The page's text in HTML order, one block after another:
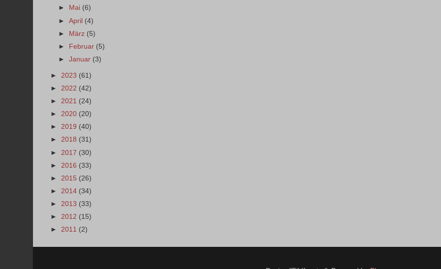
►
Mai (6)
►April (4)
► März (5)
►
Februar (5)
►Januar (3)
► 2023 (61)
► 2022 (42)
► 2021 (24)
► 2020 (20)
► 2019 (40)
► 2018 (31)
► 2017 (30)
► 2016 (33)
► 2015 (26)
► 2014 (34)
► 2013 (33)
► 2012 (15)
► 2011 (2)